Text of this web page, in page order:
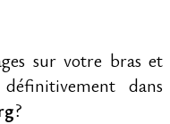
sur votre bras et
dans
?